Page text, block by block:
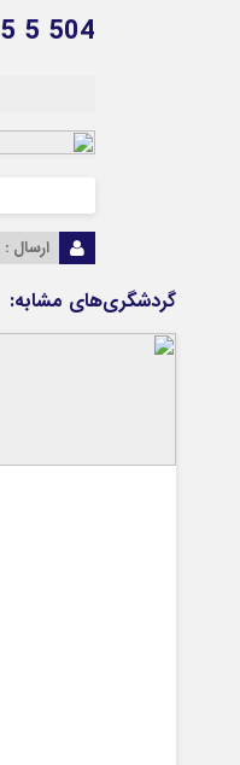
504 5 15 خرداد 1405 12:00 ادامه مطلب
ارسال :
گردشگری‌های مشابه: